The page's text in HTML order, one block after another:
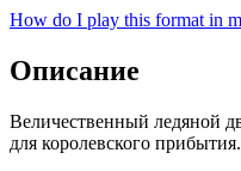
How do I play this format in
Описание
Величественный ледяной
для королевского прибытия.